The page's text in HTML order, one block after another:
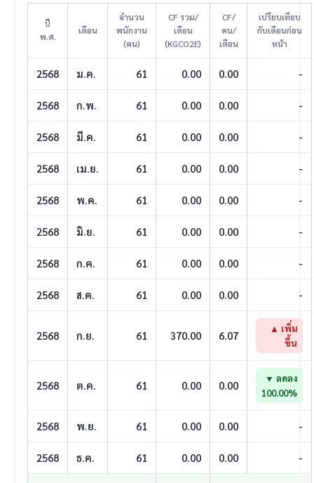
ปี
พ.ศ.
เดือน
จำนวน
พนักงาน
(คน)
CF รวม/
เดือน
(KGCO2E)
CF/
คน/
เดือน
เปรียบเทียบ
กับเดือนก่อน
หน้า
2568 ม.ค. 61 0.00 0.00 -
2568 ก.พ. 61 0.00 0.00 -
2568 มี.ค. 61 0.00 0.00 -
2568 เม.ย. 61 0.00 0.00 -
2568 พ.ค. 61 0.00 0.00 -
2568 มิ.ย. 61 0.00 0.00 -
2568 ก.ค. 61 0.00 0.00 -
2568 ส.ค. 61 0.00 0.00 -
2568 ก.ย. 61 370.00 6.07
▲ เพิ่ม
ขึ้น
2568 ต.ค. 61 0.00 0.00
▼ ลดลง
100.00%
2568 พ.ย. 61 0.00 0.00 -
2568 ธ.ค. 61 0.00 0.00 -